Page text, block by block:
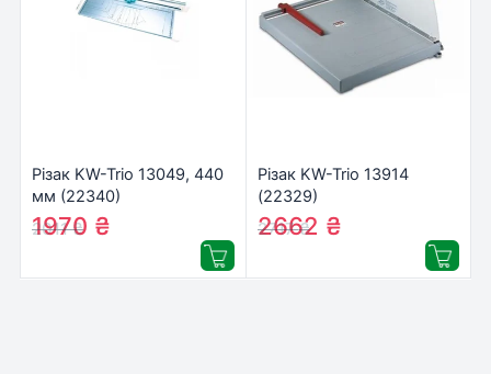
Різак KW-Trio 13049, 440
мм (22340)
2011₴
1970 ₴
Різак KW-Trio 13914
(22329)
2717₴
2662 ₴